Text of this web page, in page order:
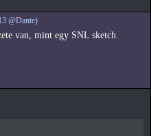
@Dante)
van, mint egy SNL sketch